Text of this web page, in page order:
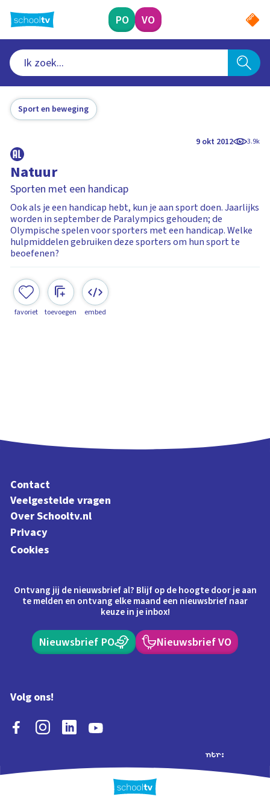
naar
hoofdinhoud
PO VO
Sport en beweging
9 okt 2012 3.9k
Natuur
Sporten met een handicap
Ook als je een handicap hebt, kun je aan sport doen. Jaarlijks
worden in september de Paralympics gehouden; de
Olympische spelen voor sporters met een handicap. Welke
hulpmiddelen gebruiken deze sporters om hun sport te
beoefenen?
favoriet toevoegen embed
Contact
Veelgestelde vragen
Over Schooltv.nl
Privacy
Cookies
Ontvang jij de nieuwsbrief al? Blijf op de hoogte door je aan
te melden en ontvang elke maand een nieuwsbrief naar
keuze in je inbox!
Nieuwsbrief PO Nieuwsbrief VO
Volg ons!